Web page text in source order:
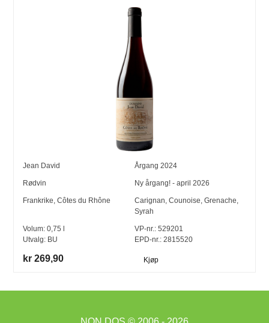
Jean David Årgang 2024
Rødvin Ny årgang! - april 2026
Frankrike,Côtes du Rhône Carignan, Counoise, Grenache,
Syrah
Volum:0,75 l
Utvalg: BU
VP-nr.: 529201
EPD-nr.: 2815520
kr 269,90 Kjøp